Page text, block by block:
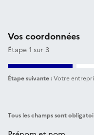
Étape 1 sur 3
Vos coordonnées
Étape suivante :Votre
Tous les champs sont